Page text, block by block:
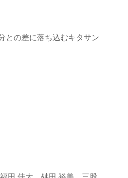
との差に落ち込むキタサン